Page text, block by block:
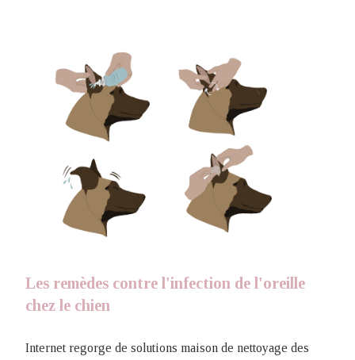
Les remèdes contre l'infection de l'oreille
chez le chien
Internet regorge de solutions maison de nettoyage des